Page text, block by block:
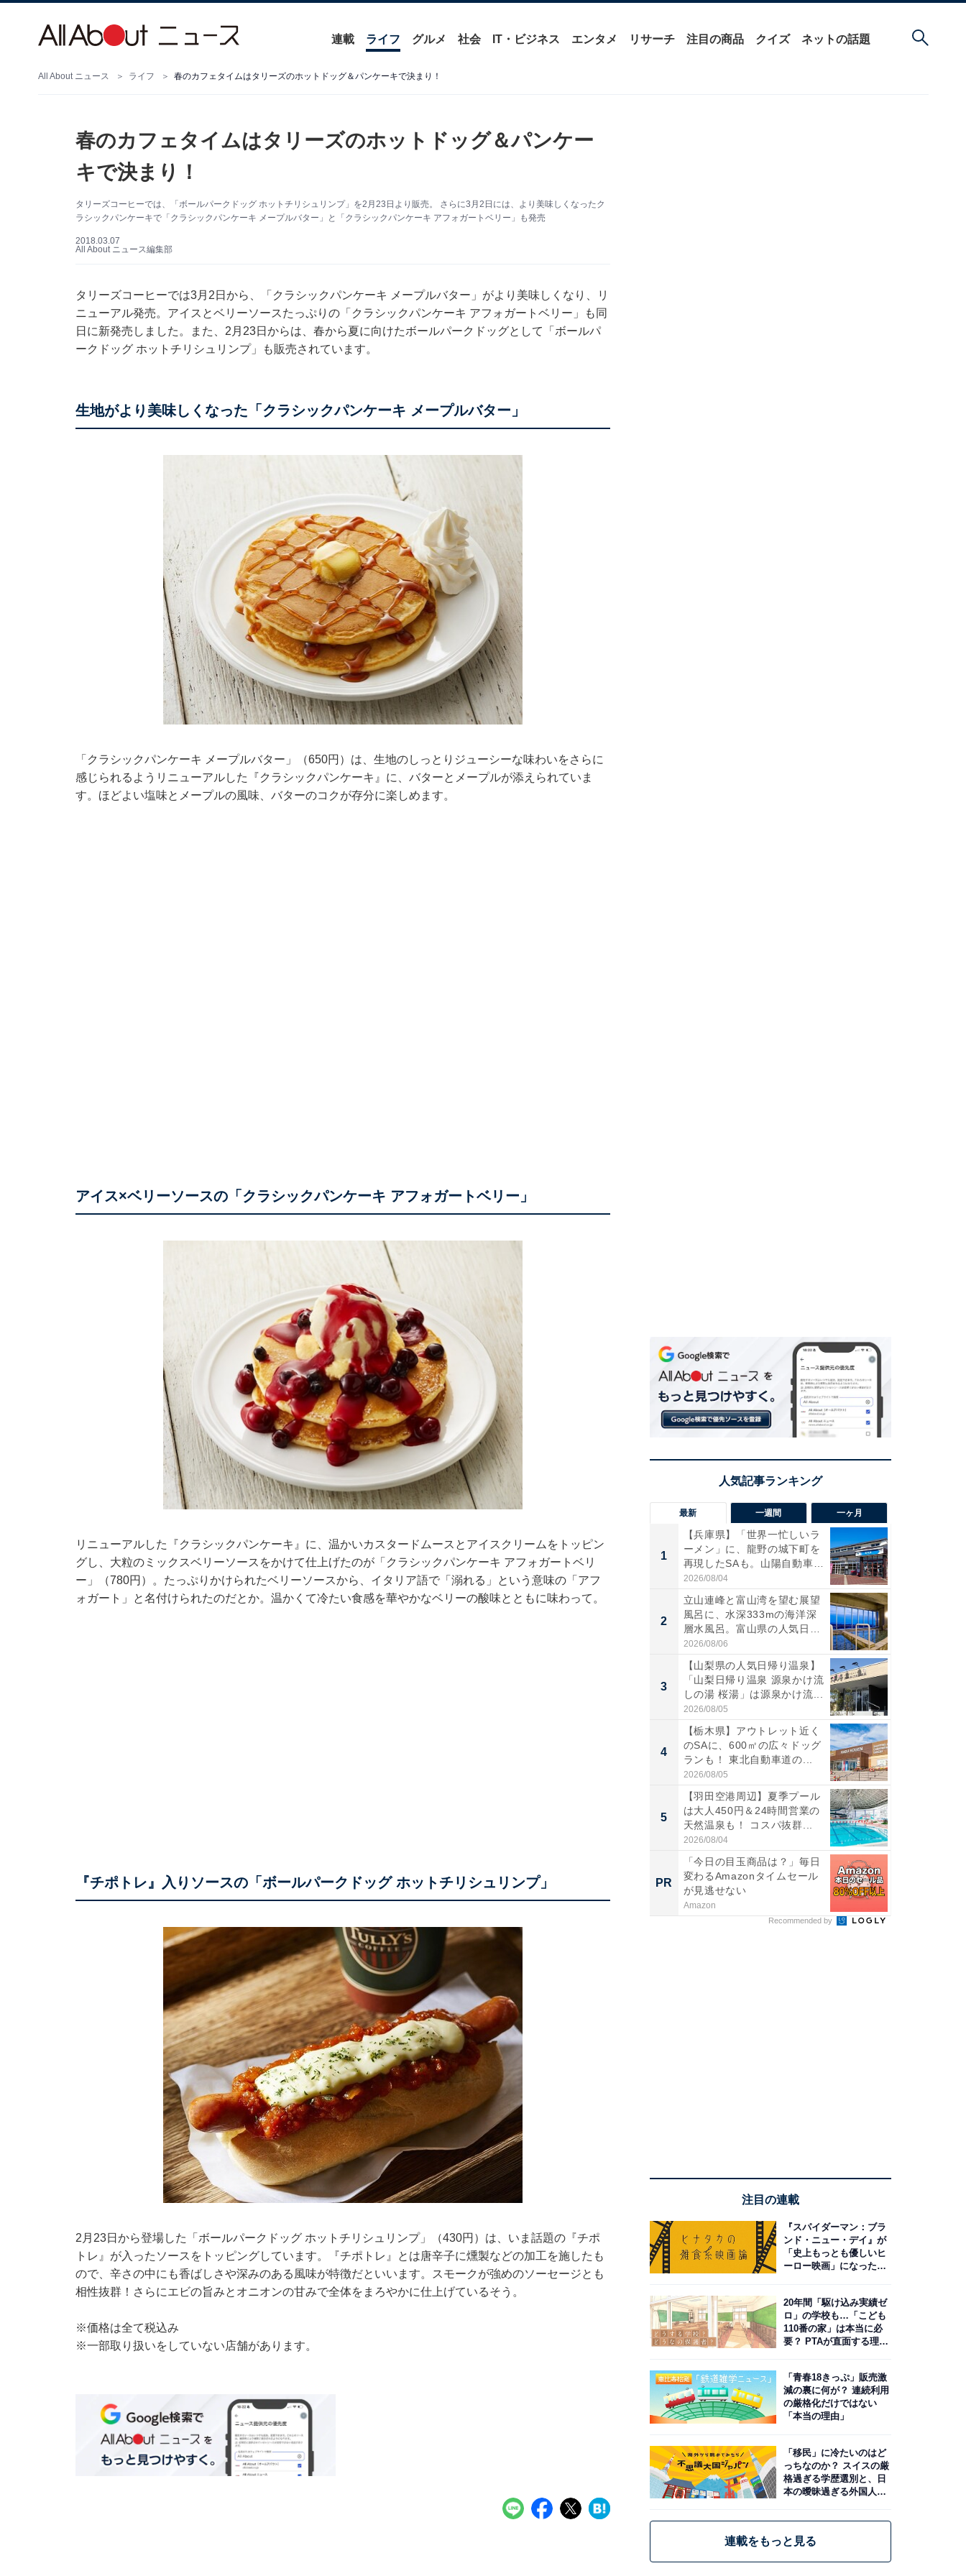
連載 ライフ グルメ 社会 IT・ビジネス エンタメ リサーチ 注目の商品 クイズ ネットの話題
All About ニュース ライフ 春のカフェタイムはタリーズのホットドッグ＆パンケーキで決まり！
春のカフェタイムはタリーズのホットドッグ＆パンケー
キで決まり！
タリーズコーヒーでは、「ボールパークドッグ ホットチリシュリンプ」を2月23日より販売。 さらに3月2日には、より美味しくなったク
ラシックパンケーキで「クラシックパンケーキ メープルバター」と「クラシックパンケーキ アフォガートベリー」も発売
2018.03.07
All About ニュース編集部
タリーズコーヒーでは3月2日から、「クラシックパンケーキ メープルバター」がより美味しくなり、リ
ニューアル発売。アイスとベリーソースたっぷりの「クラシックパンケーキ アフォガートベリー」も同
日に新発売しました。また、2月23日からは、春から夏に向けたボールパークドッグとして「ボールパ
ークドッグ ホットチリシュリンプ」も販売されています。
生地がより美味しくなった「クラシックパンケーキ メープルバター」
「クラシックパンケーキ メープルバター」（650円）は、生地のしっとりジューシーな味わいをさらに
感じられるようリニューアルした『クラシックパンケーキ』に、バターとメープルが添えられていま
す。ほどよい塩味とメープルの風味、バターのコクが存分に楽しめます。
アイス×ベリーソースの「クラシックパンケーキ アフォガートベリー」
リニューアルした『クラシックパンケーキ』に、温かいカスタードムースとアイスクリームをトッピン
グし、大粒のミックスベリーソースをかけて仕上げたのが「クラシックパンケーキ アフォガートベリ
ー」（780円）。たっぷりかけられたベリーソースから、イタリア語で「溺れる」という意味の「アフ
ォガート」と名付けられたのだとか。温かくて冷たい食感を華やかなベリーの酸味とともに味わって。
『チポトレ』入りソースの「ボールパークドッグ ホットチリシュリンプ」
2月23日から登場した「ボールパークドッグ ホットチリシュリンプ」（430円）は、いま話題の『チポ
トレ』が入ったソースをトッピングしています。『チポトレ』とは唐辛子に燻製などの加工を施したも
ので、辛さの中にも香ばしさや深みのある風味が特徴だといいます。スモークが強めのソーセージとも
相性抜群！さらにエビの旨みとオニオンの甘みで全体をまろやかに仕上げているそう。
※価格は全て税込み
※一部取り扱いをしていない店舗があります。
最新 一週間 一ヶ月
1
【兵庫県】「世界一忙しいラ
ーメン」に、龍野の城下町を
再現したSAも。山陽自動車
道...
2026/08/04
2
立山連峰と富山湾を望む展望
風呂に、水深333mの海洋深
層水風呂。富山県の人気日
帰...
2026/08/06
3
【山梨県の人気日帰り温泉】
「山梨日帰り温泉 源泉かけ流
しの湯 桜湯」は源泉かけ流...
2026/08/05
4
【栃木県】アウトレット近く
のSAに、600㎡の広々ドッグ
ランも！ 東北自動車道の...
2026/08/05
5
【羽田空港周辺】夏季プール
は大人450円＆24時間営業の
天然温泉も！ コスパ抜群...
2026/08/04
PR
「今日の目玉商品は？」毎日
変わるAmazonタイムセール
が見逃せない
Amazon
Recommended by
注目の連載
『スパイダーマン：ブラ
ンド・ニュー・デイ』が
「史上もっとも優しいヒ
ーロー映画」になった理
20年間「駆け込み実績ゼ
ロ」の学校も…「こども
110番の家」は本当に必
要？ PTAが直面する理想
「青春18きっぷ」販売激
減の裏に何が？ 連続利用
の厳格化だけではない
「本当の理由」
「移民」に冷たいのはど
っちなのか？ スイスの厳
格過ぎる学歴選別と、日
本の曖昧過ぎる外国人政
連載をもっと見る